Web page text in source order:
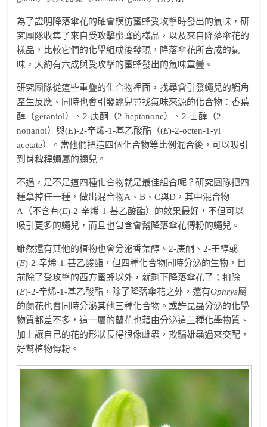
為了證明降落傘花的確會模仿蜜蜂受攻擊時發出的氣味，研
究團隊收集了來自受攻擊蜜蜂的樣品，以及來自降落傘花的
樣品，比較它們的化學組成後發現，降落傘花所合成的氣
味，大約有六成與受攻擊的蜜蜂發出的氣味重疊。
研究團隊從這些重疊的化合物裡面，找尋會引發蠅兒的觸角
產生反應、同時也會引發蠅兒尋找氣味來源的化合物：香葉
醇（geraniol）、2-庚酮（2-heptanone）、2-壬醇（2-
nonanol）與(E)-2-辛烯-1-基乙酸酯（(E)-2-octen-1-yl
acetate）。當他們把這四個化合物等比例混合後，可以吸引
到肖稗稈蠅屬的蠅兒。
不過，是不是這四種化合物就是最佳組合呢？研究團隊把四
種拿掉任一種，做出混合物A、B、C與D，其中混合物
A（不含有(E)-2-辛烯-1-基乙酸酯）的效果最好，不但可以
吸引更多的蠅兒，而且也包含會幫降落傘花傳粉的蠅兒。
雖然還有其他的植物也會分泌香葉醇、2-庚酮、2-壬醇或
(E)-2-辛烯-1-基乙酸酯，但四種化合物同時分泌的生物，目
前除了受攻擊的西方蜜蜂以外，就剩下降落傘花了；扣除
(E)-2-辛烯-1-基乙酸酯，除了降落傘花之外，還有Ophrys屬
的蘭花也會同時分泌其他三種化合物。或許昆蟲分泌的化學
物質都差不多，這一屬的蘭花也藉由分泌這三種化學物質、
加上讓自己的花的形狀長得很像雌蟲，欺騙雄蟲過來交配，
好幫植物傳粉。